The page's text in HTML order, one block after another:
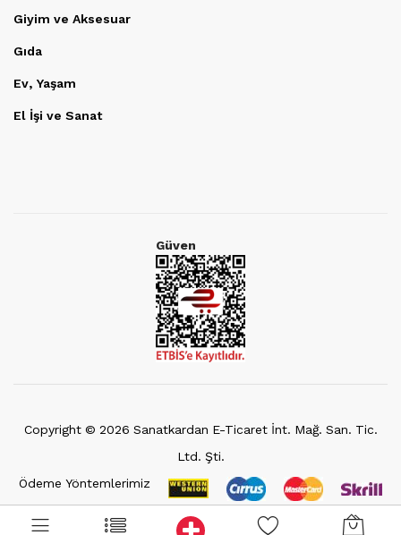
Giyim ve Aksesuar
Gıda
Ev, Yaşam
El İşi ve Sanat
Güven
Copyright © 2026 Sanatkardan E-Ticaret İnt. Mağ. San. Tic.
Ltd. Şti.
Ödeme Yöntemlerimiz